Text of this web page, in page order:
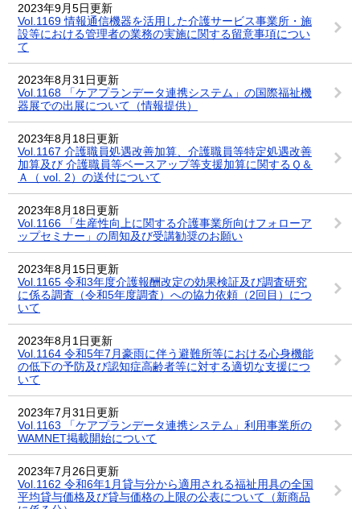
2023年9月5日更新
Vol.1169 情報通信機器を活用した介護サービス事業所・施
設等における管理者の業務の実施に関する留意事項につい
て
2023年8月31日更新
Vol.1168 「ケアプランデータ連携システム」の国際福祉機
器展での出展について（情報提供）
2023年8月18日更新
Vol.1167 介護職員処遇改善加算、介護職員等特定処遇改善
加算及び 介護職員等ベースアップ等支援加算に関するＱ＆
Ａ（ vol. 2）の送付について
2023年8月18日更新
Vol.1166 「生産性向上に関する介護事業所向けフォローア
ップセミナー」の周知及び受講勧奨のお願い
2023年8月15日更新
Vol.1165 令和3年度介護報酬改定の効果検証及び調査研究
に係る調査（令和5年度調査）への協力依頼（2回目）につ
いて
2023年8月1日更新
Vol.1164 令和5年7月豪雨に伴う避難所等における心身機能
の低下の予防及び認知症高齢者等に対する適切な支援につ
いて
2023年7月31日更新
Vol.1163 「ケアプランデータ連携システム」利用事業所の
WAMNET掲載開始について
2023年7月26日更新
Vol.1162 令和6年1月貸与分から適用される福祉用具の全国
平均貸与価格及び貸与価格の上限の公表について（新商品